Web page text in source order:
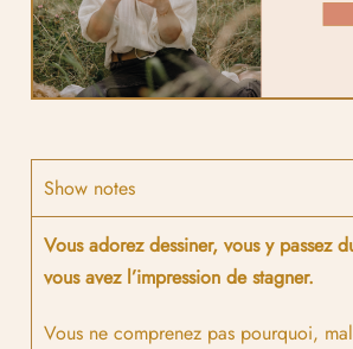
Show notes
Vous adorez dessiner, vous y passez
vous avez l’impression de stagner.
Vous ne comprenez pas pourquoi,